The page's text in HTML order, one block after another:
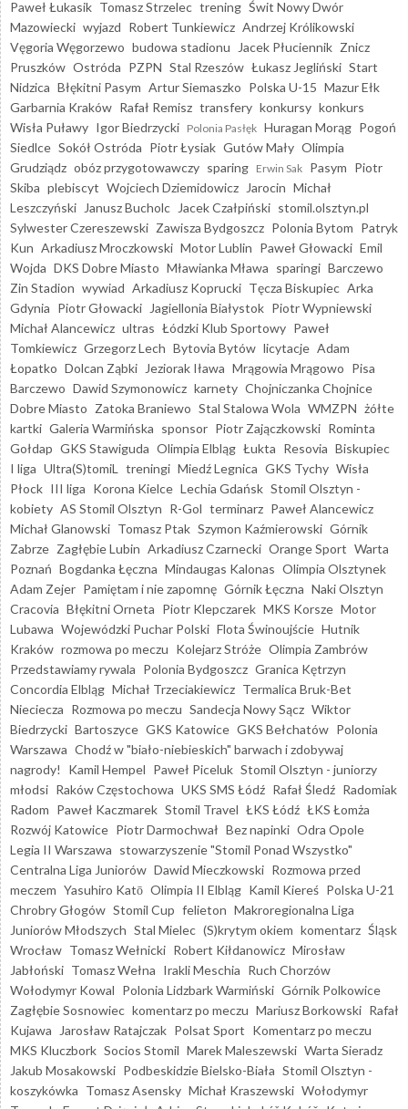
Paweł Łukasik Tomasz Strzelec trening Świt Nowy Dwór
Mazowiecki wyjazd Robert Tunkiewicz Andrzej Królikowski
Vęgoria Węgorzewo budowa stadionu Jacek Płuciennik Znicz
Pruszków Ostróda PZPN Stal Rzeszów Łukasz Jegliński Start
Nidzica Błękitni Pasym Artur Siemaszko Polska U-15 Mazur Ełk
Garbarnia Kraków Rafał Remisz transfery konkursy konkurs
Wisła Puławy Igor Biedrzycki Polonia Pasłęk Huragan Morąg Pogoń
Siedlce Sokół Ostróda Piotr Łysiak Gutów Mały Olimpia
Grudziądz obóz przygotowawczy sparing Erwin Sak Pasym Piotr
Skiba plebiscyt Wojciech Dziemidowicz Jarocin Michał
Leszczyński
Janusz Bucholc Jacek Czałpiński stomil.olsztyn.pl
Sylwester Czereszewski Zawisza Bydgoszcz Polonia Bytom Patryk
Kun Arkadiusz Mroczkowski Motor Lublin Paweł Głowacki Emil
Wojda DKS Dobre Miasto Mławianka Mława sparingi Barczewo
Zin Stadion wywiad Arkadiusz Koprucki Tęcza Biskupiec Arka
Gdynia Piotr Głowacki Jagiellonia Białystok Piotr Wypniewski
Michał Alancewicz ultras Łódzki Klub Sportowy Paweł
Tomkiewicz Grzegorz Lech Bytovia Bytów licytacje Adam
Łopatko Dolcan Ząbki Jeziorak Iława Mrągowia Mrągowo Pisa
Barczewo Dawid Szymonowicz karnety Chojniczanka Chojnice
Dobre Miasto Zatoka Braniewo Stal Stalowa Wola WMZPN żółte
kartki Galeria Warmińska sponsor Piotr Zajączkowski Rominta
Gołdap GKS Stawiguda Olimpia Elbląg Łukta Resovia Biskupiec
I liga Ultra(S)tomiL treningi Miedź Legnica GKS Tychy Wisła
Płock III liga Korona Kielce Lechia Gdańsk Stomil Olsztyn -
kobiety AS Stomil Olsztyn R-Gol terminarz Paweł Alancewicz
Michał Glanowski Tomasz Ptak Szymon Kaźmierowski Górnik
Zabrze Zagłębie Lubin Arkadiusz Czarnecki Orange Sport Warta
Poznań Bogdanka Łęczna Mindaugas Kalonas Olimpia Olsztynek
Adam Zejer Pamiętam i nie zapomnę Górnik Łęczna Naki Olsztyn
Cracovia Błękitni Orneta Piotr Klepczarek MKS Korsze Motor
Lubawa Wojewódzki Puchar Polski Flota Świnoujście Hutnik
Kraków rozmowa po meczu Kolejarz Stróże Olimpia Zambrów
Przedstawiamy rywala Polonia Bydgoszcz Granica Kętrzyn
Concordia Elbląg Michał Trzeciakiewicz Termalica Bruk-Bet
Nieciecza Rozmowa po meczu Sandecja Nowy Sącz Wiktor
Biedrzycki Bartoszyce GKS Katowice GKS Bełchatów Polonia
Warszawa Chodź w "biało-niebieskich" barwach i zdobywaj
nagrody!
Kamil Hempel Paweł Piceluk Stomil Olsztyn - juniorzy
młodsi Raków Częstochowa UKS SMS Łódź Rafał Śledź Radomiak
Radom Paweł Kaczmarek Stomil Travel ŁKS Łódź ŁKS Łomża
Rozwój Katowice Piotr Darmochwał Bez napinki Odra Opole
Legia II Warszawa stowarzyszenie "Stomil Ponad Wszystko"
Centralna Liga Juniorów Dawid Mieczkowski Rozmowa przed
meczem Yasuhiro Katō Olimpia II Elbląg Kamil Kiereś Polska U-21
Chrobry Głogów Stomil Cup felieton Makroregionalna Liga
Juniorów Młodszych Stal Mielec (S)krytym okiem komentarz Śląsk
Wrocław Tomasz Wełnicki Robert Kiłdanowicz Mirosław
Jabłoński Tomasz Wełna Irakli Meschia Ruch Chorzów
Wołodymyr Kowal Polonia Lidzbark Warmiński Górnik Polkowice
Zagłębie Sosnowiec komentarz po meczu Mariusz Borkowski Rafał
Kujawa
Jarosław Ratajczak Polsat Sport Komentarz po meczu
MKS Kluczbork Socios Stomil Marek Maleszewski Warta Sieradz
Jakub Mosakowski Podbeskidzie Bielsko-Biała Stomil Olsztyn -
koszykówka Tomasz Asensky Michał Kraszewski Wołodymyr